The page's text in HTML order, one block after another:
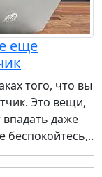
еще
того, что вы
Это вещи,
даже
беспокойтесь,..